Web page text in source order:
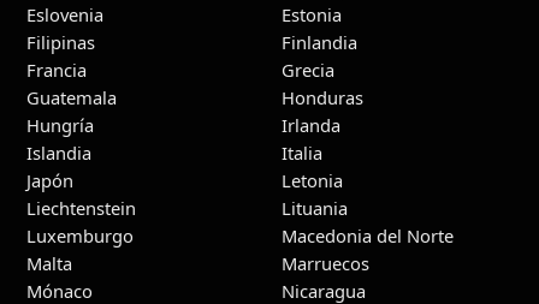
Eslovenia
Estonia
Filipinas
Finlandia
Francia
Grecia
Guatemala
Honduras
Hungría
Irlanda
Islandia
Italia
Japón
Letonia
Liechtenstein
Lituania
Luxemburgo
Macedonia del Norte
Malta
Marruecos
Mónaco
Nicaragua